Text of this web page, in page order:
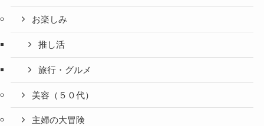
お楽しみ
推し活
旅行・グルメ
美容（５０代）
主婦の大冒険